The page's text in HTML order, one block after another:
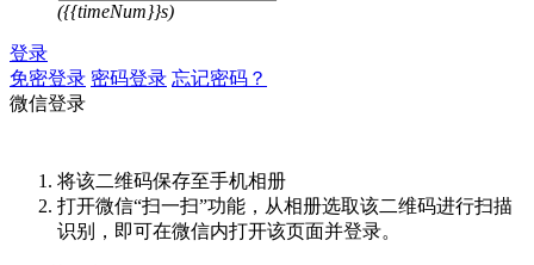
({{timeNum}}s)
登录
免密登录 密码登录 忘记密码？
微信登录
将该二维码保存至手机相册
打开微信“扫一扫”功能，从相册选取该二维码进行扫描
识别，即可在微信内打开该页面并登录。